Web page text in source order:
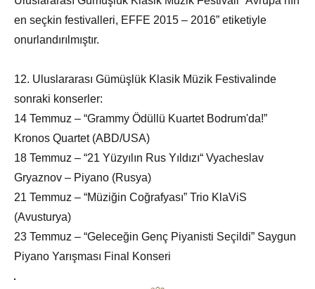
en seçkin festivalleri, EFFE 2015 – 2016” etiketiyle
onurlandırılmıştır.
12. Uluslararası Gümüşlük Klasik Müzik Festivalinde
sonraki konserler:
14 Temmuz – “Grammy Ödüllü Kuartet Bodrum'da!”
Kronos Quartet (ABD/USA)
18 Temmuz – “21 Yüzyılın Rus Yıldızı“ Vyacheslav
Gryaznov – Piyano (Rusya)
21 Temmuz – “Müziğin Coğrafyası” Trio KlaViS
(Avusturya)
23 Temmuz – “Geleceğin Genç Piyanisti Seçildi” Saygun
Piyano Yarışması Final Konseri